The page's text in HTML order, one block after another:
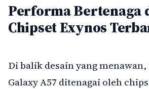
Performa Bertenaga
Chipset Exynos
Di balik desain yang menawan,
Galaxy A57 ditenagai oleh